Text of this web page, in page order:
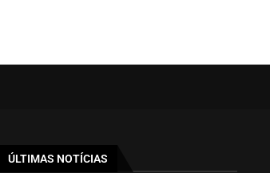
ÚLTIMAS NOTÍCIAS